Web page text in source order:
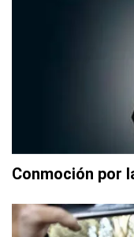
Conmoción por